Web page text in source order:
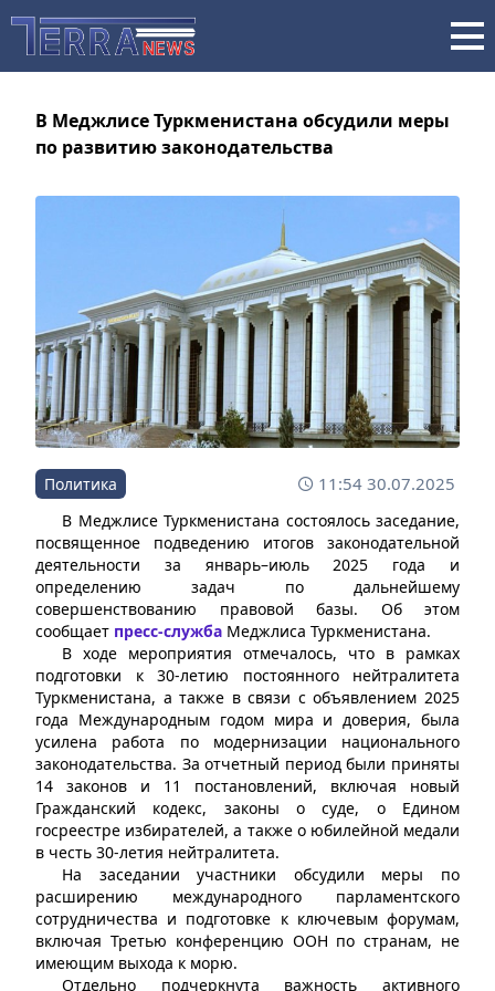
В Меджлисе Туркменистана обсудили меры
по развитию законодательства
Политика 11:54 30.07.2025
В Меджлисе Туркменистана состоялось заседание,
посвященное подведению итогов законодательной
деятельности за январь–июль 2025 года и
определению задач по дальнейшему
совершенствованию правовой базы. Об этом
сообщает пресс-служба Меджлиса Туркменистана.
В ходе мероприятия отмечалось, что в рамках
подготовки к 30-летию постоянного нейтралитета
Туркменистана, а также в связи с объявлением 2025
года Международным годом мира и доверия, была
усилена работа по модернизации национального
законодательства. За отчетный период были приняты
14 законов и 11 постановлений, включая новый
Гражданский кодекс, законы о суде, о Едином
госреестре избирателей, а также о юбилейной медали
в честь 30-летия нейтралитета.
На заседании участники обсудили меры по
расширению международного парламентского
сотрудничества и подготовке к ключевым форумам,
включая Третью конференцию ООН по странам, не
имеющим выхода к морю.
Отдельно подчеркнута важность активного